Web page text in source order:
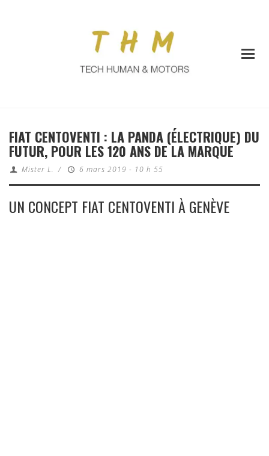
FIAT CENTOVENTI : LA PANDA (ÉLECTRIQUE) DU
FUTUR, POUR LES 120 ANS DE LA MARQUE
Mister L. / 6 mars 2019 - 10 h 55
UN CONCEPT FIAT CENTOVENTI À GENÈVE